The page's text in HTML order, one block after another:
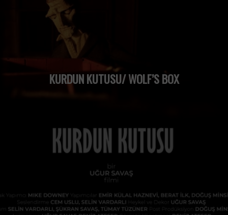
KURDUN KUTUSU/ WOLF’S BOX